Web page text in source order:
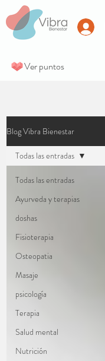
Ver puntos
Blog Vibra Bienestar
Todas las entradas
Ayurveda y terapias
doshas
Fisioterapia
Osteopatia
Masaje
psicología
Terapia
Salud mental
Nutrición
Todas las entradas